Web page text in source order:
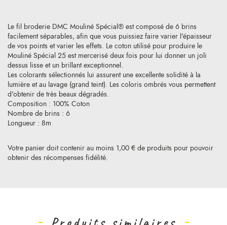
Votre panier doit contenir au moins 1,00 € de produits pour pouvoir
obtenir des récompenses fidélité.
Le fil broderie DMC Mouliné Spécial® est composé de 6 brins
facilement séparables, afin que vous puissiez faire varier l'épaisseur
de vos points et varier les effets. Le coton utilisé pour produire le
Mouliné Spécial 25 est mercerisé deux fois pour lui donner un joli
dessus lisse et un brillant exceptionnel.
Les colorants sélectionnés lui assurent une excellente solidité à la
lumière et au lavage (grand teint). Les coloris ombrés vous permettent
d'obtenir de très beaux dégradés.
Composition : 100% Coton
Nombre de brins : 6
Longueur : 8m